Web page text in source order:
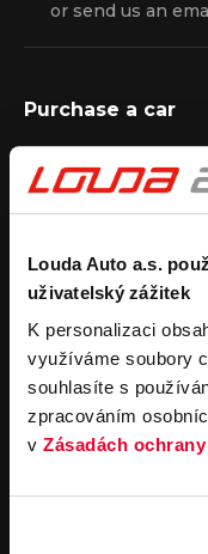
Louda Auto a.s.
uživatelský zážitek
K personalizaci
využíváme soubory
souhlasíte s
zpracováním
v Zásadách
or send us an
Purchase a car
Purchase a used car
Koupit užitkový vůz
Rental
Carsharing
Car rental
Operational leasing